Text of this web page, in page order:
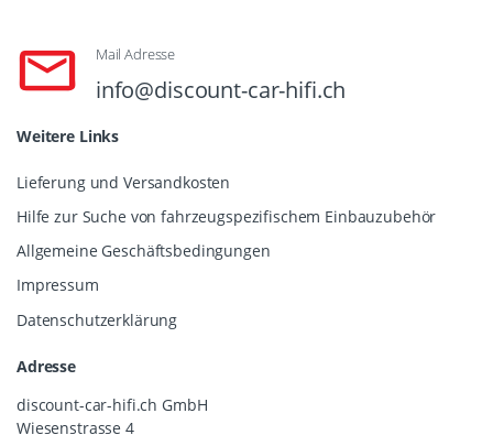
Mail Adresse
info@discount-car-hifi.ch
Weitere Links
Lieferung und Versandkosten
Hilfe zur Suche von fahrzeugspezifischem Einbauzubehör
Allgemeine Geschäftsbedingungen
Impressum
Datenschutzerklärung
Adresse
discount-car-hifi.ch GmbH
Wiesenstrasse 4